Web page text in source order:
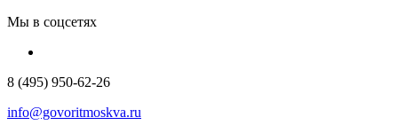
Мы в соцсетях
8 (495) 950-62-26
info@govoritmoskva.ru